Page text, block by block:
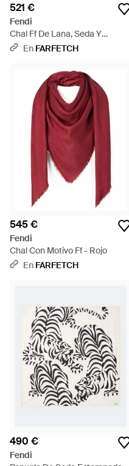
521 €
Fendi
Chal Ff De Lana, Seda Y
Cachemira - Blanco
En FARFETCH
545 €
Fendi
Chal Con Motivo Ff - Rojo
En FARFETCH
490 €
Fendi